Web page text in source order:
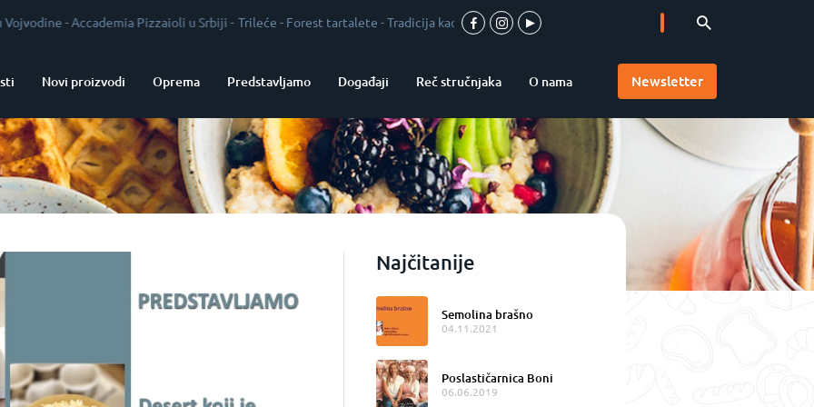
-Accademia Pizzaioli u Srbiji- Trileće-Forest tartalete -Tradicija kao garant kvaliteta-Vrhunska pica u srcu Vojvodine Accademia Pizzaioli
Novi proizvodi Oprema Predstavljamo Događaji Reč stručnjaka O nama Newsletter
Najčitanije
Semolina brašno
04.11.2021
Poslastičarnica Boni
06.06.2019